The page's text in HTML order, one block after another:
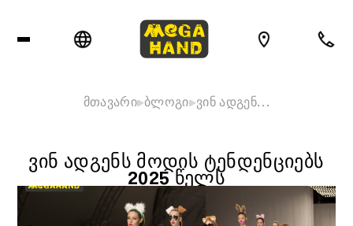
მთავარი ბლოგი ვინ ადგენ…
ᲕᲘᲜ ᲐᲓᲒᲔᲜᲡ ᲛᲝᲓᲘᲡ ᲢᲔᲜᲓᲔᲜᲪᲘᲔᲑᲡ
2025 ᲬᲔᲚᲡ